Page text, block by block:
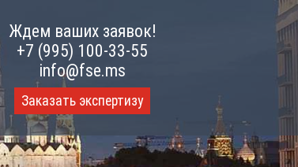
Ждем ваших заявок!
+7 (995) 100-33-55
info@fse.ms
Заказать экспертизу